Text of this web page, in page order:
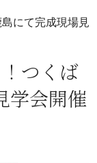
にて完成現場見
つくば
学会開催